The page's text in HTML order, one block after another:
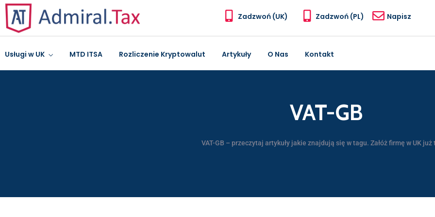
Zadzwoń (UK) Zadzwoń (PL) Napisz
Usługi w UK MTD ITSA Rozliczenie Kryptowalut Artykuły O Nas Kontakt
VAT-GB
VAT-GB – przeczytaj artykuły jakie znajdują się w tagu. Załóż firmę w UK już